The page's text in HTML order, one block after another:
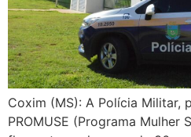
Coxim (MS): A Polícia Militar,
PROMUSE (Programa Mulher